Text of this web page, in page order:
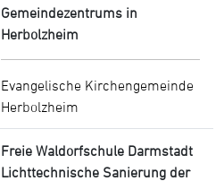
Gemeindezentrums in
Herbolzheim
Evangelische Kirchengemeinde
Herbolzheim
Freie Waldorfschule Darmstadt
Lichttechnische Sanierung der